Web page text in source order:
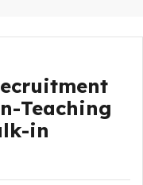
Teaching
in